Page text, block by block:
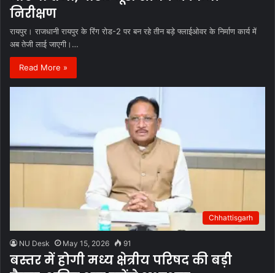
निरीक्षण
रायपुर। राजधानी रायपुर के रिंग रोड-2 पर बन रहे तीन बड़े फ्लाईओवर के निर्माण कार्य में
अब तेजी लाई जाएगी।…
Read More »
Chhattisgarh
NU Desk May 15, 2026 91
बस्तर में होगी मध्य क्षेत्रीय परिषद की बड़ी